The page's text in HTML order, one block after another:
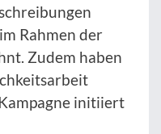
Rahmen der
Zudem haben
initiiert